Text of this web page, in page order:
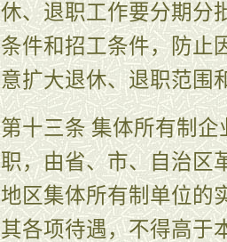
休、退职工作要分期分
条件和招工条件，防止
意扩大退休、退职范围
第十三条 集体所有制
职，由省、市、自治区
地区集体所有制单位的
其各项待遇，不得高于